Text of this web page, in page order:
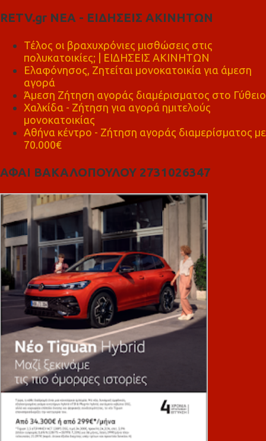
RETV.gr ΝΕΑ - ΕΙΔΗΣΕΙΣ ΑΚΙΝΗΤΩΝ
Τέλος οι βραχυχρόνιες μισθώσεις στις
πολυκατοικίες; | ΕΙΔΗΣΕΙΣ ΑΚΙΝΗΤΩΝ
Ελαφόνησος, Ζητείται μονοκατοικία για άμεση
αγορά
Άμεση Ζήτηση αγοράς διαμέρισματος στο Γύθειο
Χαλκίδα - Ζήτηση για αγορά ημιτελούς
μονοκατοικίας
Αθήνα κέντρο - Ζήτηση αγοράς διαμερίσματος με
70.000€
ΑΦΑΙ ΒΑΚΑΛΟΠΟΥΛΟΥ 2731026347